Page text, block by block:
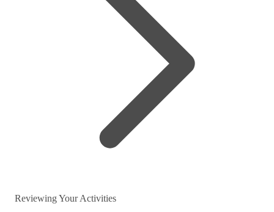
Reviewing Your Activities